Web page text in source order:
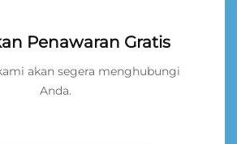
Penawaran Gratis
akan segera menghubungi
Anda.